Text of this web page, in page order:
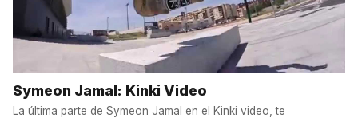
Symeon Jamal: Kinki Video
La última parte de Symeon Jamal en el Kinki video, te